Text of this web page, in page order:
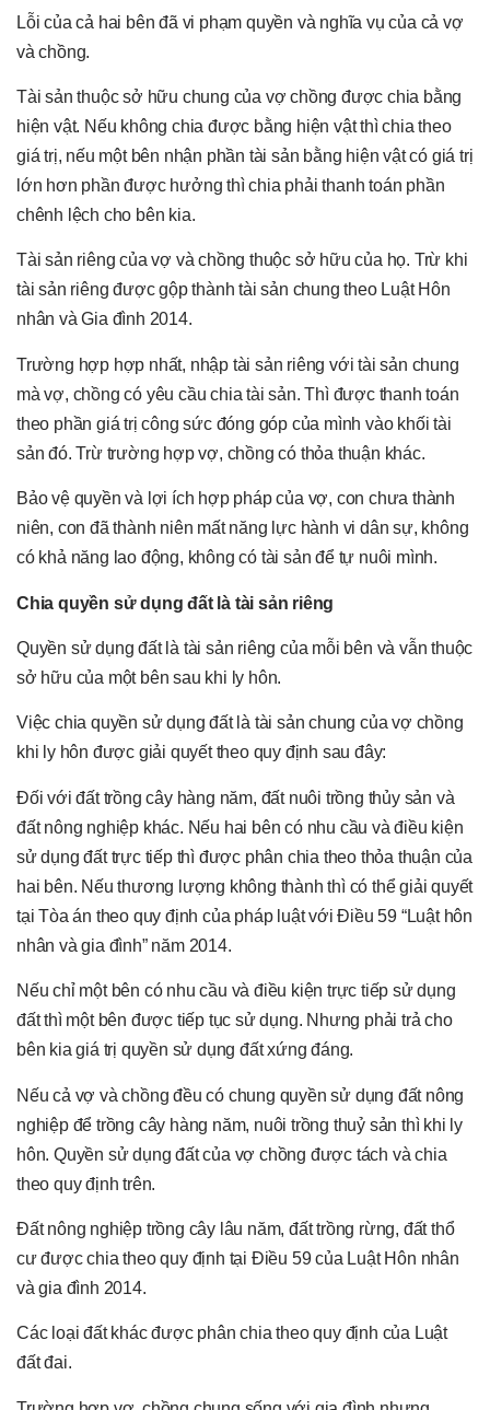
Lỗi của cả hai bên đã vi phạm quyền và nghĩa vụ của cả vợ
và chồng.
Tài sản thuộc sở hữu chung của vợ chồng được chia bằng
hiện vật. Nếu không chia được bằng hiện vật thì chia theo
giá trị, nếu một bên nhận phần tài sản bằng hiện vật có giá trị
lớn hơn phần được hưởng thì chia phải thanh toán phần
chênh lệch cho bên kia.
Tài sản riêng của vợ và chồng thuộc sở hữu của họ. Trừ khi
tài sản riêng được gộp thành tài sản chung theo Luật Hôn
nhân và Gia đình 2014.
Trường hợp hợp nhất, nhập tài sản riêng với tài sản chung
mà vợ, chồng có yêu cầu chia tài sản. Thì được thanh toán
theo phần giá trị công sức đóng góp của mình vào khối tài
sản đó. Trừ trường hợp vợ, chồng có thỏa thuận khác.
Bảo vệ quyền và lợi ích hợp pháp của vợ, con chưa thành
niên, con đã thành niên mất năng lực hành vi dân sự, không
có khả năng lao động, không có tài sản để tự nuôi mình.
Chia quyền sử dụng đất là tài sản riêng
Quyền sử dụng đất là tài sản riêng của mỗi bên và vẫn thuộc
sở hữu của một bên sau khi ly hôn.
Việc chia quyền sử dụng đất là tài sản chung của vợ chồng
khi ly hôn được giải quyết theo quy định sau đây:
Đối với đất trồng cây hàng năm, đất nuôi trồng thủy sản và
đất nông nghiệp khác. Nếu hai bên có nhu cầu và điều kiện
sử dụng đất trực tiếp thì được phân chia theo thỏa thuận của
hai bên. Nếu thương lượng không thành thì có thể giải quyết
tại Tòa án theo quy định của pháp luật với Điều 59 “Luật hôn
nhân và gia đình” năm 2014.
Nếu chỉ một bên có nhu cầu và điều kiện trực tiếp sử dụng
đất thì một bên được tiếp tục sử dụng. Nhưng phải trả cho
bên kia giá trị quyền sử dụng đất xứng đáng.
Nếu cả vợ và chồng đều có chung quyền sử dụng đất nông
nghiệp để trồng cây hàng năm, nuôi trồng thuỷ sản thì khi ly
hôn. Quyền sử dụng đất của vợ chồng được tách và chia
theo quy định trên.
Đất nông nghiệp trồng cây lâu năm, đất trồng rừng, đất thổ
cư được chia theo quy định tại Điều 59 của Luật Hôn nhân
và gia đình 2014.
Các loại đất khác được phân chia theo quy định của Luật
đất đai.